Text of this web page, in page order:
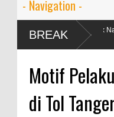
BREAK
Pertamax Naik 99
Motif
di Tol